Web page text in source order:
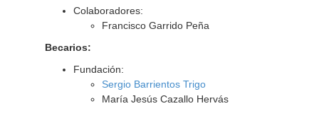
Colaboradores:
Francisco Garrido Peña
Becarios:
Fundación:
Sergio Barrientos Trigo
María Jesús Cazallo Hervás